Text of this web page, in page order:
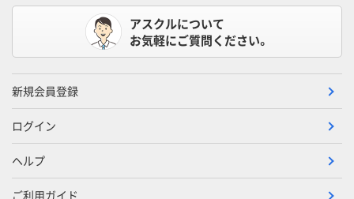
アスクルについて
お気軽にご質問ください。
新規会員登録
ログイン
ヘルプ
ご利用ガイド